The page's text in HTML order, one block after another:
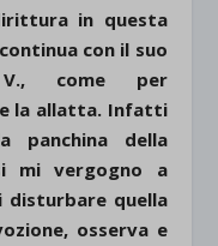
in questa
con il suo
V., come per
la allatta. Infatti
panchina della
mi vergogno a
quella
osserva e